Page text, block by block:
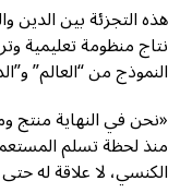
هذه التجزئة بين
نتاج منظومة تعليمية
النموذج من “العالم”
«نحن في النهاية منتج
منذ لحظة تسلم
الكنسي، لا علاقة له